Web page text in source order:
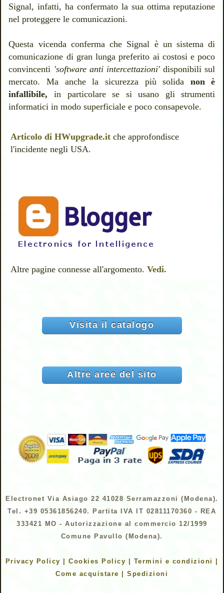
Signal, infatti, ha confermato la sua ottima reputazione
nel proteggere le comunicazioni.
Questa vicenda conferma che Signal è un sistema di
comunicazione di gran lunga preferito ai costosi e poco
convincenti 'software anti intercettazioni'disponibili sul
mercato. Ma anche la sicurezza più solida non è
infallibile,in particolare se si usano gli strumenti
informatici in modo superficiale e poco consapevole.
Articolo di HWupgrade.it che approfondisce
l'incidente negli USA.
Altre pagine connesse all'argomento.Vedi.
Visita il catalogo
Altre aree del sito
Electronet Via Asiago 22 41028 Serramazzoni (Modena).
Tel. +39 05361856240. Partita IVA IT 02811170360 - REA
333421 MO - Autorizzazione al commercio 12/1999
Comune Pavullo (Modena).
Privacy Policy | Cookies Policy | Termini e condizioni |
Come acquistare | Spedizioni